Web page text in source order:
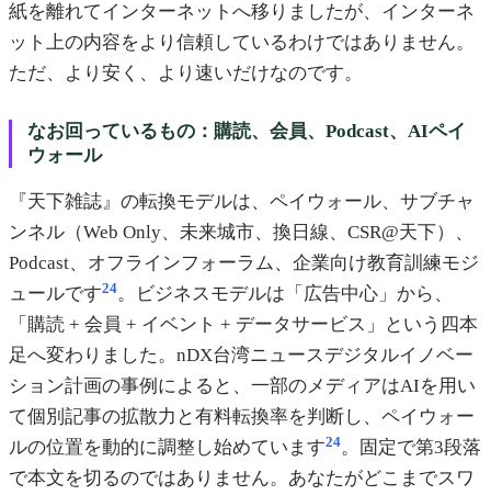
紙を離れてインターネットへ移りましたが、インターネ
ット上の内容をより信頼しているわけではありません。
ただ、より安く、より速いだけなのです。
なお回っているもの：購読、会員、Podcast、AIペイ
ウォール
『天下雑誌』の転換モデルは、ペイウォール、サブチャ
ンネル（Web Only、未来城市、換日線、CSR@天下）、
Podcast、オフラインフォーラム、企業向け教育訓練モジ
ュールです24。ビジネスモデルは「広告中心」から、
「購読 + 会員 + イベント + データサービス」という四本
足へ変わりました。nDX台湾ニュースデジタルイノベー
ション計画の事例によると、一部のメディアはAIを用い
て個別記事の拡散力と有料転換率を判断し、ペイウォー
ルの位置を動的に調整し始めています24。固定で第3段落
で本文を切るのではありません。あなたがどこまでスワ